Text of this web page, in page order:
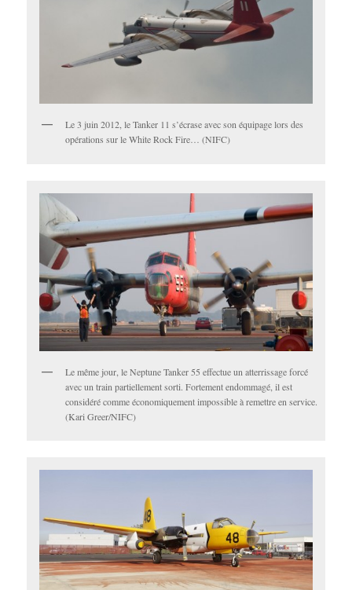
Le 3 juin 2012, le Tanker 11 s’écrase avec son équipage lors des
opérations sur le White Rock Fire… (NIFC)
Le même jour, le Neptune Tanker 55 effectue un atterrissage forcé
avec un train partiellement sorti. Fortement endommagé, il est
considéré comme économiquement impossible à remettre en service.
(Kari Greer/NIFC)